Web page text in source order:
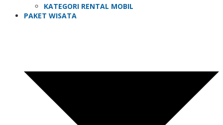
KATEGORI RENTAL MOBIL
PAKET WISATA